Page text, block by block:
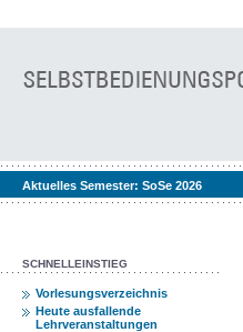
Aktuelles Semester: SoSe 2026
SCHNELLEINSTIEG
Vorlesungsverzeichnis
Heute ausfallende
Lehrveranstaltungen